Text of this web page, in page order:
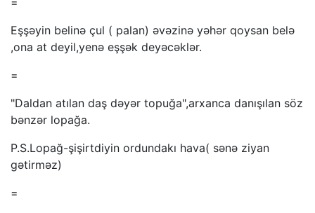
Eşşəyin belinə çul ( palan) əvəzinə yəhər qoysan belə
,ona at deyil,yenə eşşək deyəcəklər.
=
"Daldan atılan daş dəyər topuğa",arxanca danışılan söz
bənzər lopağa.
P.S.Lopağ-şişirtdiyin ordundakı hava( sənə ziyan
gətirməz)
=